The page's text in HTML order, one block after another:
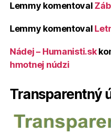
Lemmy komentoval
Lemmy komentoval
Nádej – Humanisti.sk
hmotnej núdzi
Transparentný